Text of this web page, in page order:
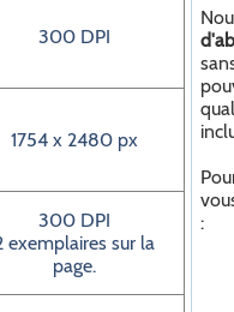
300 DPI
1754 x 2480 px
300 DPI
exemplaires sur la
page.
: